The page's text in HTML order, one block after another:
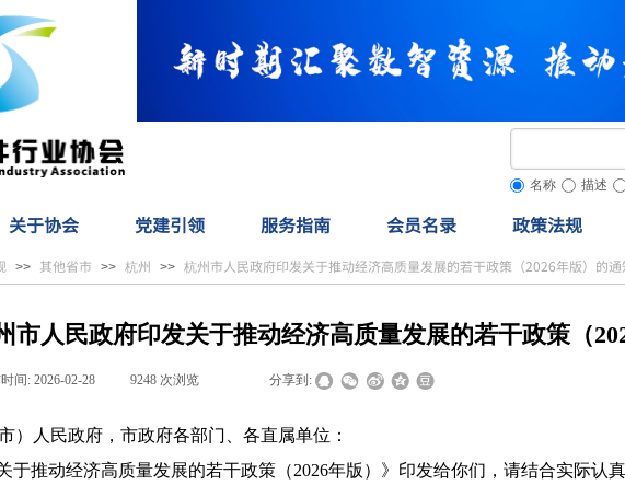
名称 描述
关于协会 党建引领 服务指南 会员名录 政策法规
>> 其他省市 >> 杭州 >> 杭州市人民政府印发关于推动经济高质量发展的若干政策（2026年版）的通
市人民政府印发关于推动经济高质量发展的若干政策（
间: 2026-02-28 9248 次浏览 分享到:
）人民政府，市政府各部门、各直属单位：
于推动经济高质量发展的若干政策（2026年版）》印发给你们，请结合实际认真